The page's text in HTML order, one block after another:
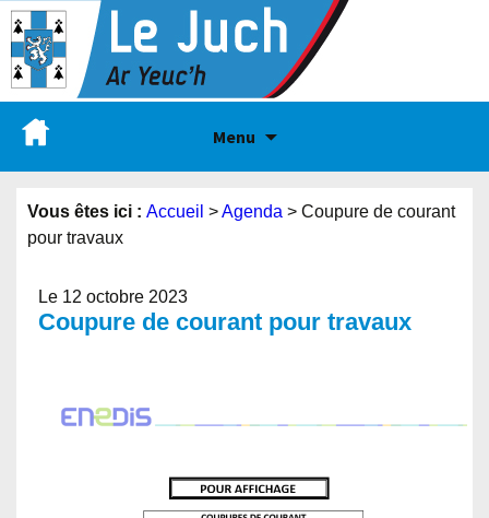
Menu
Vous êtes ici : Accueil >Agenda > Coupure de courant
pour travaux
Le 12 octobre 2023
Coupure de courant pour travaux